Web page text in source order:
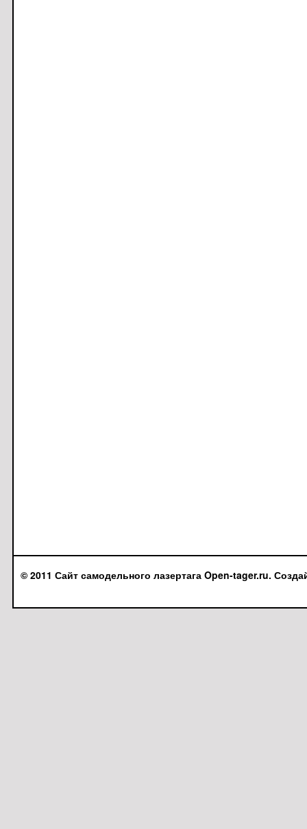
© 2011 Сайт самодельного лазертага Open-tager.ru.